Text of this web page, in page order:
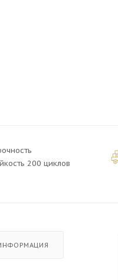
200 циклов